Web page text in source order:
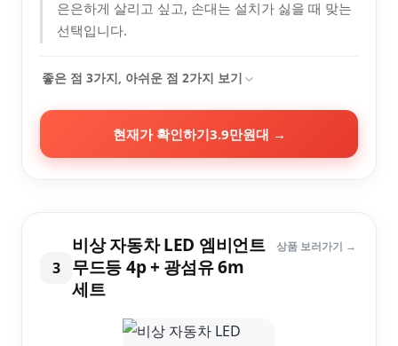
은은하게 살리고 싶고, 손대는 설치가 싫을 때 맞는
선택입니다.
좋은 점 3가지, 아쉬운 점 2가지 보기
현재가 확인하기3.9만원대 →
3
비상 자동차 LED 엠비언트
무드등 4p + 광섬유 6m
세트
상품 보러가기 →